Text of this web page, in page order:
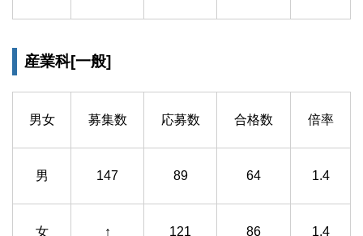
産業科[一般]
男女 募集数 応募数 合格数 倍率
男 147 89 64 1.4
女 ↑ 121 86 1.4